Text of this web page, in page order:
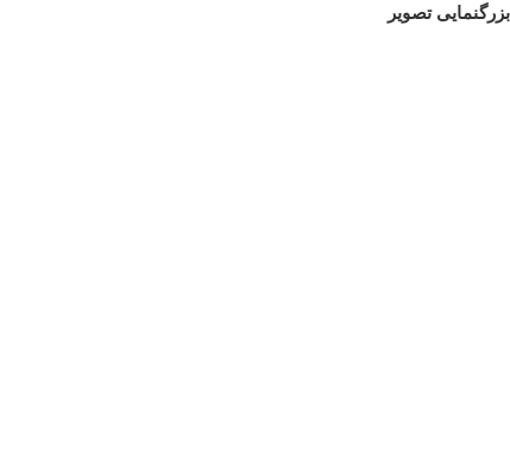
بزرگنمایی تصویر